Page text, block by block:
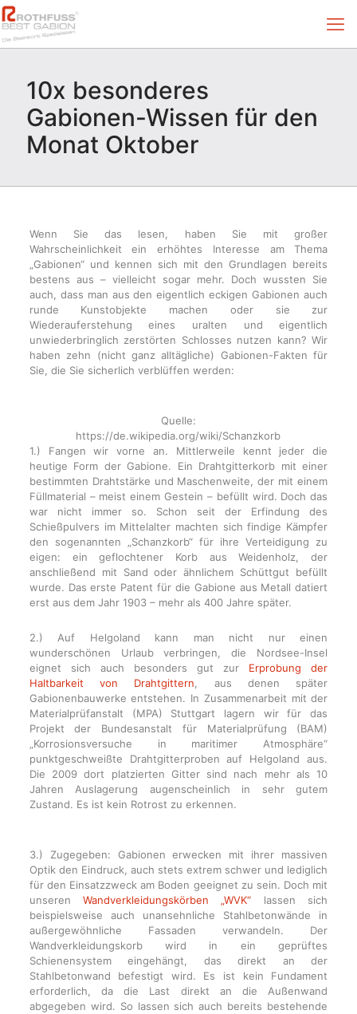
10x besonderes
Gabionen-Wissen für den
Monat Oktober
Wenn Sie das lesen, haben Sie mit großer
Wahrscheinlichkeit ein erhöhtes Interesse am Thema
„Gabionen“ und kennen sich mit den Grundlagen bereits
bestens aus – vielleicht sogar mehr. Doch wussten Sie
auch, dass man aus den eigentlich eckigen Gabionen auch
runde Kunstobjekte machen oder sie zur
Wiederauferstehung eines uralten und eigentlich
unwiederbringlich zerstörten Schlosses nutzen kann? Wir
haben zehn (nicht ganz alltägliche) Gabionen-Fakten für
Sie, die Sie sicherlich verblüffen werden:
Quelle:
https://de.wikipedia.org/wiki/Schanzkorb
1.) Fangen wir vorne an. Mittlerweile kennt jeder die
heutige Form der Gabione. Ein Drahtgitterkorb mit einer
bestimmten Drahtstärke und Maschenweite, der mit einem
Füllmaterial – meist einem Gestein – befüllt wird. Doch das
war nicht immer so. Schon seit der Erfindung des
Schießpulvers im Mittelalter machten sich findige Kämpfer
den sogenannten „Schanzkorb“ für ihre Verteidigung zu
eigen: ein geflochtener Korb aus Weidenholz, der
anschließend mit Sand oder ähnlichem Schüttgut befüllt
wurde. Das erste Patent für die Gabione aus Metall datiert
erst aus dem Jahr 1903 – mehr als 400 Jahre später.
2.) Auf Helgoland kann man nicht nur einen
wunderschönen Urlaub verbringen, die Nordsee-Insel
eignet sich auch besonders gut zur Erprobung der
Haltbarkeit von Drahtgittern , aus denen später
Gabionenbauwerke entstehen. In Zusammenarbeit mit der
Materialprüfanstalt (MPA) Stuttgart lagern wir für das
Projekt der Bundesanstalt für Materialprüfung (BAM)
„Korrosionsversuche in maritimer Atmosphäre“
punktgeschweißte Drahtgitterproben auf Helgoland aus.
Die 2009 dort platzierten Gitter sind nach mehr als 10
Jahren Auslagerung augenscheinlich in sehr gutem
Zustand. Es ist kein Rotrost zu erkennen.
3.) Zugegeben: Gabionen erwecken mit ihrer massiven
Optik den Eindruck, auch stets extrem schwer und lediglich
für den Einsatzzweck am Boden geeignet zu sein. Doch mit
unserenWandverkleidungskörben „WVK“ lassen sich
beispielsweise auch unansehnliche Stahlbetonwände in
außergewöhnliche Fassaden verwandeln. Der
Wandverkleidungskorb wird in ein geprüftes
Schienensystem eingehängt, das direkt an der
Stahlbetonwand befestigt wird. Es ist kein Fundament
erforderlich, da die Last direkt an die Außenwand
abgegeben wird. So lassen sich auch bereits bestehende